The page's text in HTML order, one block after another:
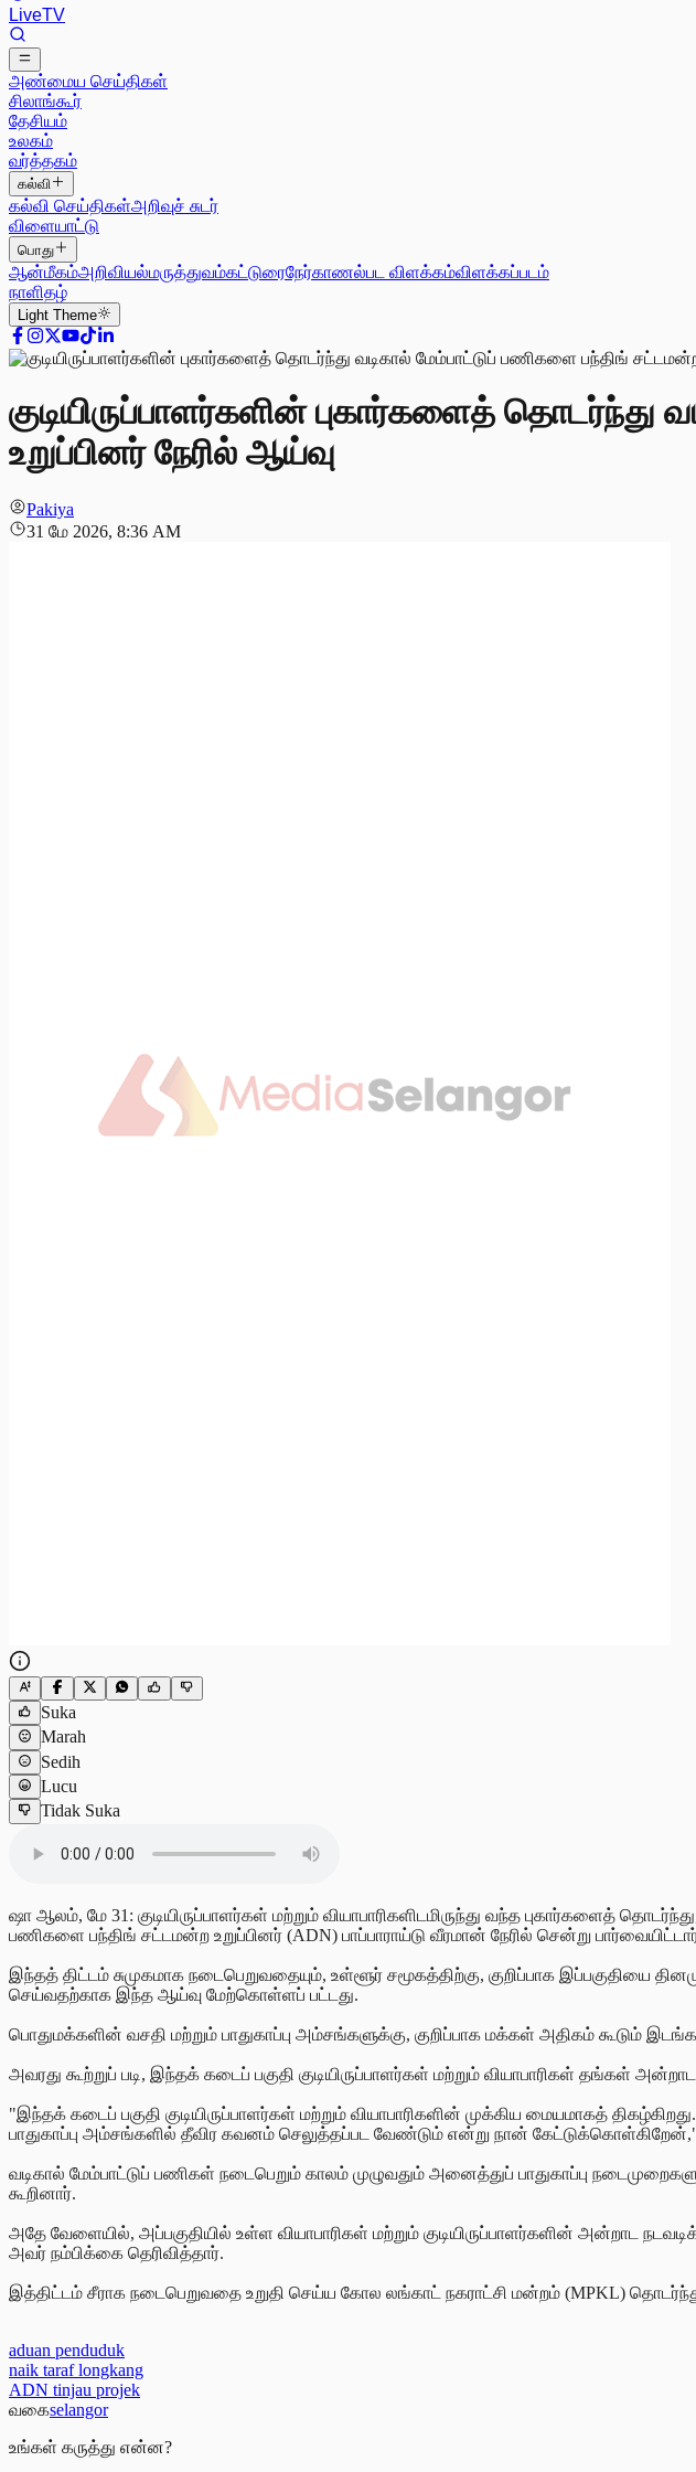
LiveTV
அண்மைய செய்திகள்
சிலாங்கூர்
தேசியம்
உலகம்
வர்த்தகம்
கல்வி
கல்வி செய்திகள்அறிவுச் சுடர்
விளையாட்டு
பொது
ஆன்மீகம்அறிவியல்மருத்துவம்கட்டுரைநேர்காணல்பட விளக்கம்விளக்கப்படம்
நாளிதழ்
Light Theme
குடியிருப்பாளர்களின் புகார்களைத்
உறுப்பினர் நேரில் ஆய்வு
Pakiya
31 மே 2026, 8:36 AM
Suka
Marah
Sedih
Lucu
Tidak Suka
ஷா ஆலம், மே 31: குடியிருப்பாளர்கள் மற்றும் வியாபாரிகளிடமிருந்து வந்த புகார்களைத்
பணிகளை பந்திங் சட்டமன்ற உறுப்பினர் (ADN) பாப்பாராய்டு வீரமான் நேரில் சென்று
இந்தத் திட்டம் சுமுகமாக நடைபெறுவதையும், உள்ளூர் சமூகத்திற்கு, குறிப்பாக இப்பகுதியை
செய்வதற்காக இந்த ஆய்வு மேற்கொள்ளப் பட்டது.
பொதுமக்களின் வசதி மற்றும் பாதுகாப்பு அம்சங்களுக்கு, குறிப்பாக மக்கள் அதிகம் கூடும்
அவரது கூற்றுப் படி, இந்தக் கடைப் பகுதி குடியிருப்பாளர்கள் மற்றும் வியாபாரிகள் தங்கள்
"இந்தக் கடைப் பகுதி குடியிருப்பாளர்கள் மற்றும் வியாபாரிகளின் முக்கிய மையமாகத்
பாதுகாப்பு அம்சங்களில் தீவிர கவனம் செலுத்தப்பட வேண்டும் என்று நான்
வடிகால் மேம்பாட்டுப் பணிகள் நடைபெறும் காலம் முழுவதும் அனைத்துப் பாதுகாப்பு
கூறினார்.
அதே வேளையில், அப்பகுதியில் உள்ள வியாபாரிகள் மற்றும் குடியிருப்பாளர்களின் அன்றாட
அவர் நம்பிக்கை தெரிவித்தார்.
இத்திட்டம் சீராக நடைபெறுவதை உறுதி செய்ய கோல லங்காட் நகராட்சி மன்றம் (MPKL)
aduan penduduk
naik taraf longkang
ADN tinjau projek
வகைselangor
உங்கள் கருத்து என்ன?